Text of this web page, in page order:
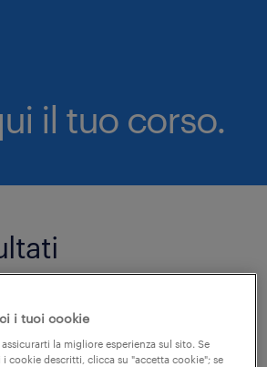
il tuo corso.
i tuoi cookie
la migliore esperienza sul sito. Se
cookie descritti, clicca su "accetta cookie"; se